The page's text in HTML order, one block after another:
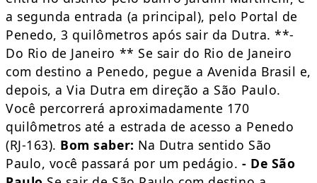
a segunda entrada (a principal), pelo Portal de
Penedo, 3 quilômetros após sair da Dutra. **-
Do Rio de Janeiro ** Se sair do Rio de Janeiro
com destino a Penedo, pegue a Avenida Brasil e,
depois, a Via Dutra em direção a São Paulo.
Você percorrerá aproximadamente 170
quilômetros até a estrada de acesso a Penedo
(RJ-163). Bom saber: Na Dutra sentido São
Paulo, você passará por um pedágio.- De São